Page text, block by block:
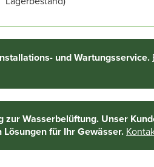
und Wartungsservice.
Wasserbelüftung. Unser
für Ihr Gewässer.